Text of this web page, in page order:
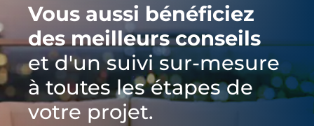
Vous aussi bénéficiez
des meilleurs conseils
et d'un suivi sur-mesure
à toutes les étapes de
votre projet.